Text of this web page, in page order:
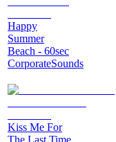
Happy
Summer
Beach - 60sec
CorporateSounds
Kiss Me For
The Last Time